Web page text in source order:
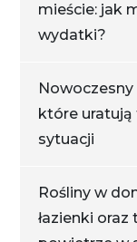
mieście: jak
wydatki?
które
sytuacji
Rośliny w
łazienki